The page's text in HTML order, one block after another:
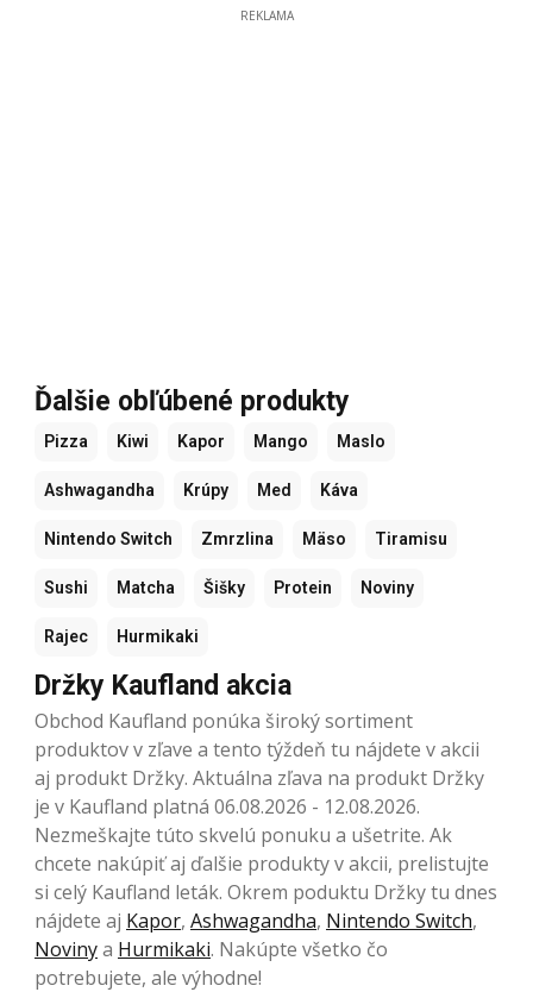
REKLAMA
Ďalšie obľúbené produkty
Pizza Kiwi Kapor Mango Maslo
Ashwagandha Krúpy Med Káva
Nintendo Switch Zmrzlina Mäso Tiramisu
Sushi Matcha Šišky Protein Noviny
Rajec Hurmikaki
Držky Kaufland akcia
Obchod Kaufland ponúka široký sortiment
produktov v zľave a tento týždeň tu nájdete v akcii
aj produkt Držky. Aktuálna zľava na produkt Držky
je v Kaufland platná 06.08.2026 - 12.08.2026.
Nezmeškajte túto skvelú ponuku a ušetrite. Ak
chcete nakúpiť aj ďalšie produkty v akcii, prelistujte
si celý Kaufland leták. Okrem poduktu Držky tu dnes
nájdete aj Kapor, Ashwagandha, Nintendo Switch,
Novinya Hurmikaki. Nakúpte všetko čo
potrebujete, ale výhodne!